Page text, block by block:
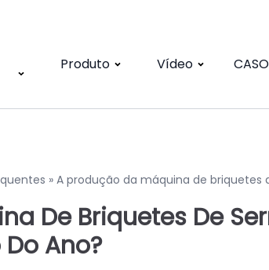
Produto Vídeo
» A produção da máquina de briquetes
De Briquetes De
Ano?